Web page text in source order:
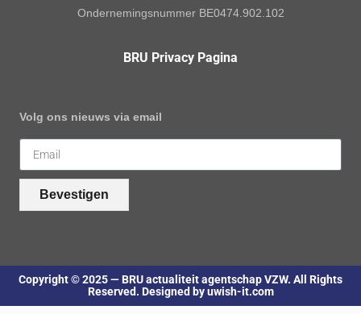
Ondernemingsnummer BE0474.902.102
BRU Privacy Pagina
Volg ons nieuws via email
Bevestigen
Copyright © 2025 — BRU actualiteit agentschap VZW. All Rights
Reserved. Designed by uwish-it.com